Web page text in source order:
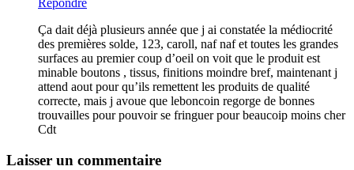
Répondre
Ça dait déjà plusieurs année que j ai constatée la médiocrité
des premières solde, 123, caroll, naf naf et toutes les grandes
surfaces au premier coup d’oeil on voit que le produit est
minable boutons , tissus, finitions moindre bref, maintenant j
attend aout pour qu’ils remettent les produits de qualité
correcte, mais j avoue que leboncoin regorge de bonnes
trouvailles pour pouvoir se fringuer pour beaucoip moins cher
Cdt
Laisser un commentaire